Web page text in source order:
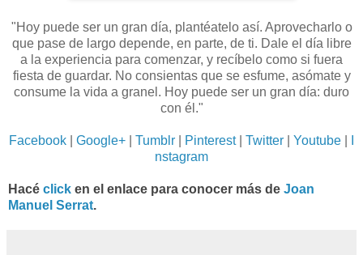
"Hoy puede ser un gran día, plantéatelo así. Aprovecharlo o
que pase de largo depende, en parte, de ti. Dale el día libre
a la experiencia para comenzar, y recíbelo como si fuera
fiesta de guardar. No consientas que se esfume, asómate y
consume la vida a granel. Hoy puede ser un gran día: duro
con él."
Facebook Google+ Tumblr Pinterest| Twitter Youtube
nstagram
Hacé click en el enlace para conocer más de Joan
Manuel Serrat.